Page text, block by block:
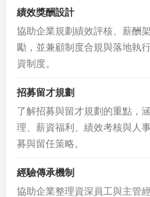
績效獎酬設計
協助企業規劃績效評核、薪酬
勵，並兼顧制度合規與落地執
資制度。
招募留才規劃
了解招募與留才規劃的重點，
理、薪資福利、績效考核與人
募與留任策略。
經驗傳承機制
協助企業整理資深員工與主管